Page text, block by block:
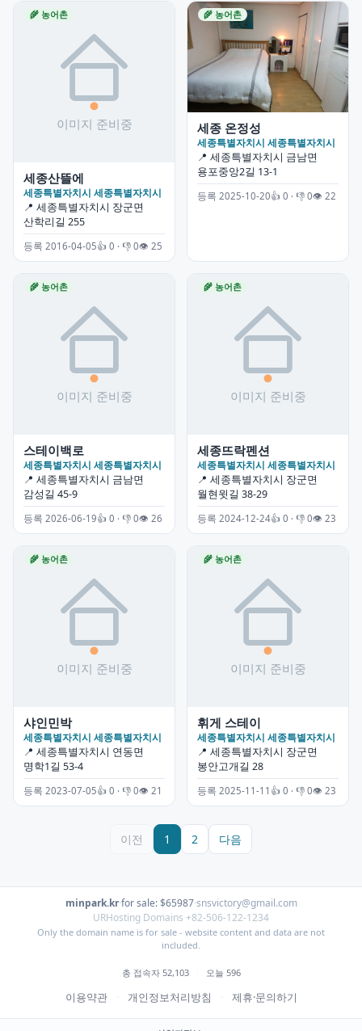
🌾 농어촌
세종산뜰에
세종특별자치시 세종특별자치시
📍 세종특별자치시 장군면
산학리길 255
등록 2016-04-05👍 0 · 👎 0👁 25
🌾 농어촌
세종 온정성
세종특별자치시 세종특별자치시
📍 세종특별자치시 금남면
용포중앙2길 13-1
등록 2025-10-20👍 0 · 👎 0👁 22
🌾 농어촌
스테이백로
세종특별자치시 세종특별자치시
📍 세종특별자치시 금남면
감성길 45-9
등록 2026-06-19👍 0 · 👎 0👁 26
🌾 농어촌
세종뜨락펜션
세종특별자치시 세종특별자치시
📍 세종특별자치시 장군면
월현윗길 38-29
등록 2024-12-24👍 0 · 👎 0👁 23
🌾 농어촌
샤인민박
세종특별자치시 세종특별자치시
📍 세종특별자치시 연동면
명학1길 53-4
등록 2023-07-05👍 0 · 👎 0👁 21
🌾 농어촌
휘게 스테이
세종특별자치시 세종특별자치시
📍 세종특별자치시 장군면
봉안고개길 28
등록 2025-11-11 👍 0 · 👎 0👁 23
이전 1 2 다음
minpark.kr·for sale: $65987·snsvictory@gmail.com
URHosting Domains +82-506-122-1234
Only the domain name is for sale - website content and data are not
included.
총 접속자 52,103 · 오늘 596
이용약관 · 개인정보처리방침 · 제휴·문의하기